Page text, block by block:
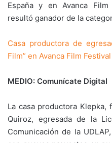
España y en Avanca
resultó ganador de la
Casa productora de
Film” en Avanca Film
MEDIO: Comunícate Digital
La casa productora Klepka,
Quiroz, egresada de la
Comunicación de la